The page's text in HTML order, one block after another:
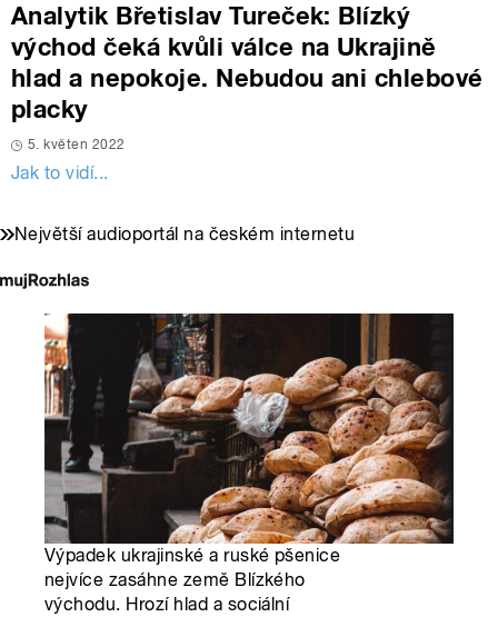
Analytik Břetislav Tureček: Blízký
východ čeká kvůli válce na Ukrajině
hlad a nepokoje. Nebudou ani chlebové
placky
5. květen 2022
Jak to vidí...
Největší audioportál na českém internetu
Výpadek ukrajinské a ruské pšenice
nejvíce zasáhne země Blízkého
východu. Hrozí hlad a sociální